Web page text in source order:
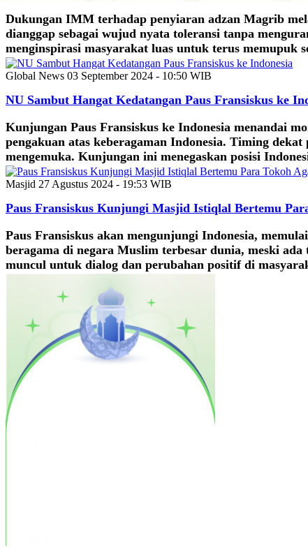
Dukungan IMM terhadap penyiaran adzan Magrib
dianggap sebagai wujud nyata toleransi tanpa
menginspirasi masyarakat luas untuk terus memupuk
Global News 03 September 2024 - 10:50 WIB
NU Sambut Hangat Kedatangan Paus Fransiskus ke
Kunjungan Paus Fransiskus ke Indonesia menandai
pengakuan atas keberagaman Indonesia. Timing
mengemuka. Kunjungan ini menegaskan posisi
Masjid 27 Agustus 2024 - 19:53 WIB
Paus Fransiskus Kunjungi Masjid Istiqlal Bertemu
Paus Fransiskus akan mengunjungi Indonesia,
beragama di negara Muslim terbesar dunia, meski
muncul untuk dialog dan perubahan positif di